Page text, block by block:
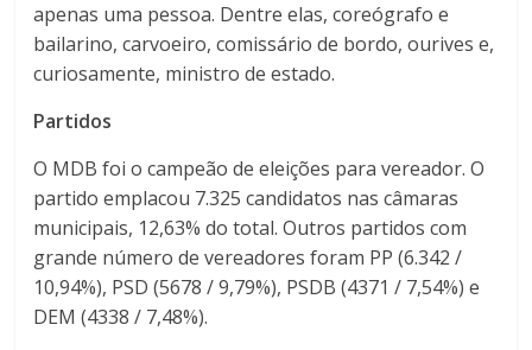
apenas uma pessoa. Dentre elas, coreógrafo e
bailarino, carvoeiro, comissário de bordo, ourives e,
curiosamente, ministro de estado.
Partidos
O MDB foi o campeão de eleições para vereador. O
partido emplacou 7.325 candidatos nas câmaras
municipais, 12,63% do total. Outros partidos com
grande número de vereadores foram PP (6.342 /
10,94%), PSD (5678 / 9,79%), PSDB (4371 / 7,54%) e
DEM (4338 / 7,48%).